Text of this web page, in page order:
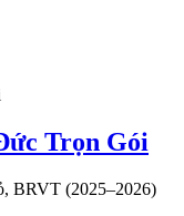
Trọn Gói